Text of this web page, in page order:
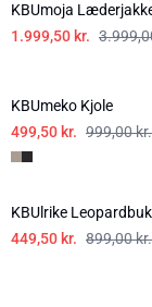
KBUmoja
1.999,50 kr.
KBUmeko Kjole
499,50 kr. 999,00 kr.
-50%
KBUlrike
449,50 kr. 899,00 kr.